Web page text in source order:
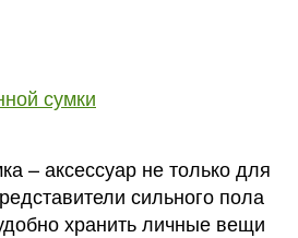
– аксессуар не только для
сильного пола
хранить личные вещи